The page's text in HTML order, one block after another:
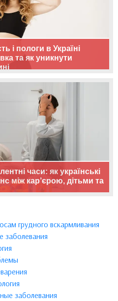
і пологи в Україні
та як уникнути
часи: як українські
між кар’єрою, дітьми та
грудного вскармливания
заболевания
заболевания